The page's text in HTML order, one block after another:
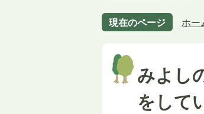
現在のページ ホー
みよし
をして